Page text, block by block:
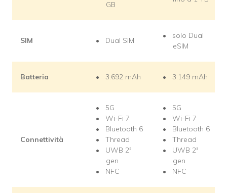
GB
SIM Dual SIM
solo Dual
eSIM
Batteria 3.692 mAh 3.149 mAh
Connettività
5G
Wi-Fi 7
Bluetooth 6
Thread
UWB 2ª
gen
NFC
5G
Wi-Fi 7
Bluetooth 6
Thread
UWB 2ª
gen
NFC